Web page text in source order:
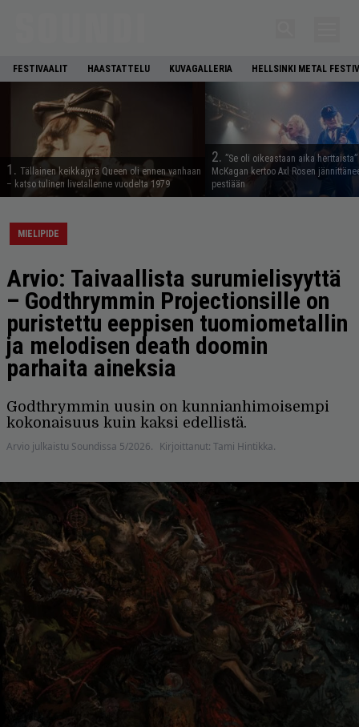
FESTIVAALIT HAASTATTELU KUVAGALLERIA HELLSINKI METAL
1. Tällainen keikkajyrä Queen oli ennen vanhaan
– katso tulinen livetallenne vuodelta 1979
2. ”Se oli oikeastaan aika
McKagan kertoo Axl Rosen
pestiään
MIELIPIDE
Arvio: Taivaallista surumielisyyttä
– Godthrymmin Projectionsille on
puristettu eep­pisen tuomiometallin
ja melodisen death doomin
parhaita aineksia
Godthrymmin uusin on kunnianhi­moisempi
kokonaisuus kuin kaksi edellistä.
Arvio julkaistu Soundissa 5/2026. Kirjoittanut: Tami Hintikka.